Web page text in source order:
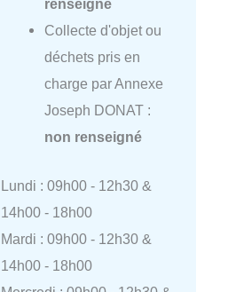
renseigné
Collecte d'objet ou
déchets pris en
charge par Annexe
Joseph DONAT :
non renseigné
Lundi : 09h00 - 12h30 &
14h00 - 18h00
Mardi : 09h00 - 12h30 &
14h00 - 18h00